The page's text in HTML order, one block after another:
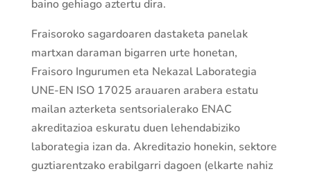
baino gehiago aztertu dira.
Fraisoroko sagardoaren dastaketa panelak
martxan daraman bigarren urte honetan,
Fraisoro Ingurumen eta Nekazal Laborategia
UNE-EN ISO 17025 arauaren arabera estatu
mailan azterketa sentsorialerako ENAC
akreditazioa eskuratu duen lehendabiziko
laborategia izan da. Akreditazio honekin, sektore
guztiarentzako erabilgarri dagoen (elkarte nahiz